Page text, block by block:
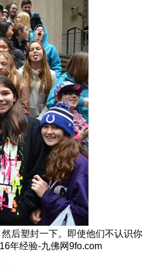
后塑封一下。即使他们不认
年经验-九佛网9fo.com